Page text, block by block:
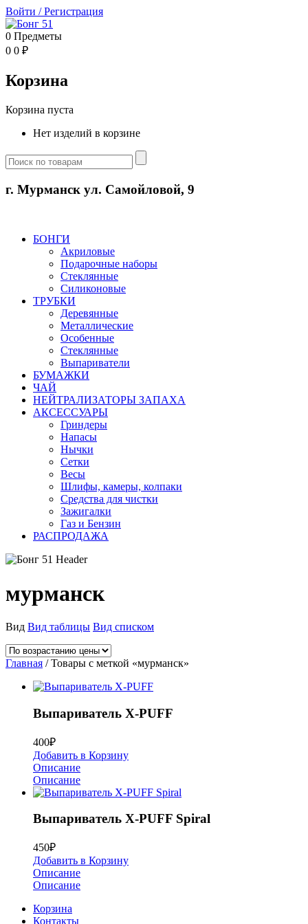
Войти /Регистрация
0 Предметы
0 0 ₽
Корзина
Корзина пуста
Нет изделий в корзине
г. Мурманск ул. Самойловой, 9
БОНГИ
Акриловые
Подарочные наборы
Стеклянные
Силиконовые
ТРУБКИ
Деревянные
Металлические
Особенные
Стеклянные
Выпариватели
БУМАЖКИ
ЧАЙ
НЕЙТРАЛИЗАТОРЫ ЗАПАХА
АКСЕССУАРЫ
Гриндеры
Напасы
Нычки
Сетки
Весы
Шлифы, камеры, колпаки
Средства для чистки
Зажигалки
Газ и Бензин
РАСПРОДАЖА
мурманск
Вид Вид таблицы Вид списком
Главная / Товары с меткой «мурманск»
Выпариватель X-PUFF
400₽
Добавить в Корзину
Описание
Описание
Выпариватель X-PUFF Spiral
450₽
Добавить в Корзину
Описание
Описание
Корзина
Контакты